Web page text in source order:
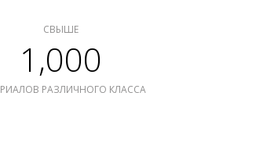
СВЫШЕ
1,000
РАЗЛИЧНОГО КЛАССА